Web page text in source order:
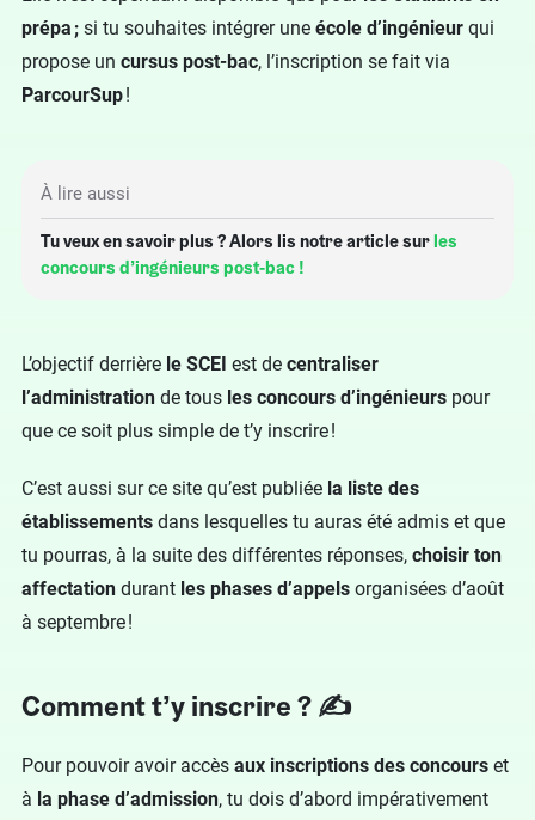
prépa ; si tu souhaites intégrer une école d’ingénieur qui
propose un cursus post-bac, l’inscription se fait via
ParcourSup!
À lire aussi
Tu veux en savoir plus ? Alors lis notre article surles
concours d’ingénieurs post-bac !
L’objectif derrière le SCEI est de centraliser
l’administration de tous les concours d’ingénieurs pour
que ce soit plus simple de t’y inscrire !
C’est aussi sur ce site qu’est publiée la liste des
établissements dans lesquelles tu auras été admis et que
tu pourras, à la suite des différentes réponses, choisir ton
affectation durant les phases d’appels organisées d’août
à septembre !
Comment t’y inscrire ? ✍️
Pour pouvoir avoir accès aux inscriptions des concours et
à la phase d’admission, tu dois d’abord impérativement